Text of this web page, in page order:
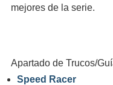
mejores de la serie.
Apartado de Trucos/
Speed Racer